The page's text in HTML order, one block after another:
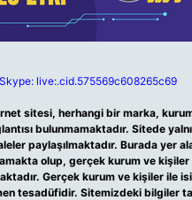
Skype: live:.cid.575569c608265c69
sitesi, herhangi bir marka,
bulunmamaktadır. Sitede
paylaşılmaktadır. Burada yer
olup, gerçek kurum ve kişiler
Gerçek kurum ve kişiler ile
tesadüfidir. Sitemizdeki bilgiler